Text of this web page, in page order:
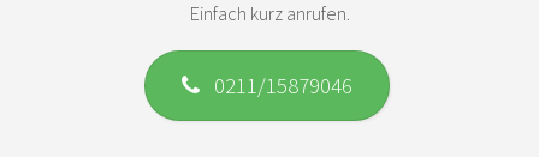
Einfach kurz anrufen.
0211/15879046